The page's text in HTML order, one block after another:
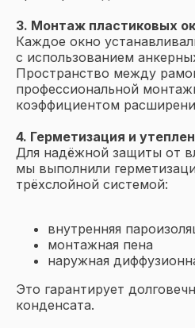
3. Монтаж пластиковых
Каждое окно
с использованием
Пространство между
профессиональной
коэффициентом
4. Герметизация и
Для надёжной защиты от
мы выполнили
трёхслойной системой:
внутренняя
монтажная пена
наружная
Это гарантирует
конденсата.